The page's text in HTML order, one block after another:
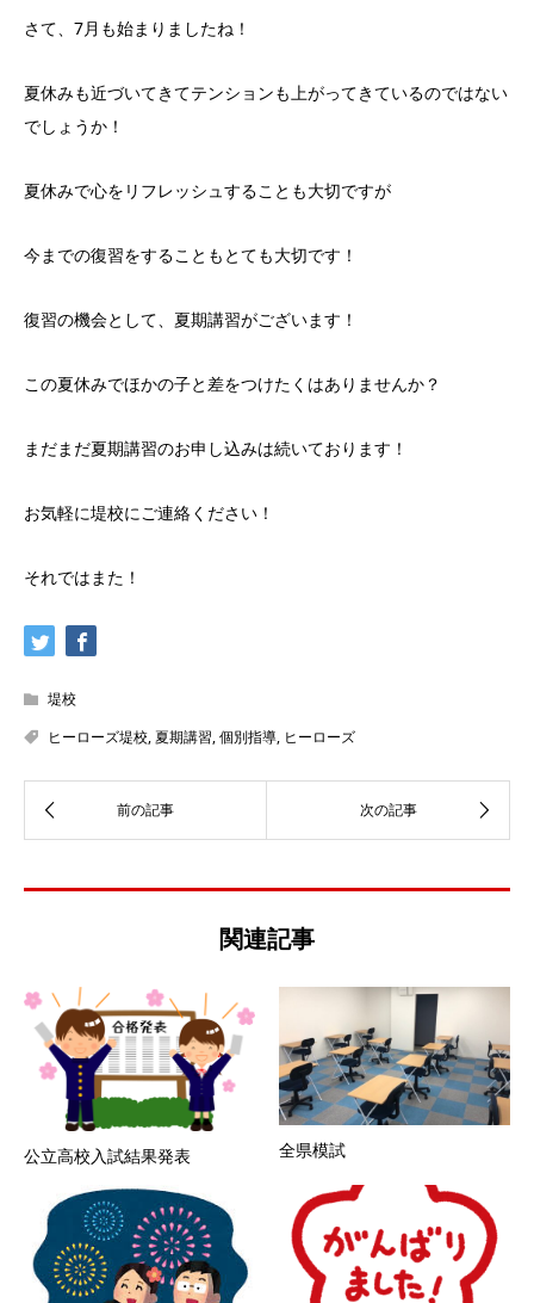
さて、7月も始まりましたね！
夏休みも近づいてきてテンションも上がってきているのではない
でしょうか！
夏休みで心をリフレッシュすることも大切ですが
今までの復習をすることもとても大切です！
復習の機会として、夏期講習がございます！
この夏休みでほかの子と差をつけたくはありませんか？
まだまだ夏期講習のお申し込みは続いております！
お気軽に堤校にご連絡ください！
それではまた！
堤校
ヒーローズ堤校,夏期講習,個別指導, ヒーローズ
関連記事
公立高校入試結果発表 全県模試